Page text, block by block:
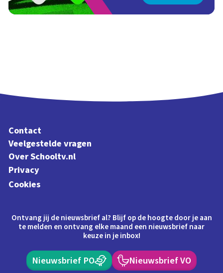
Contact
Veelgestelde vragen
Over Schooltv.nl
Privacy
Cookies
Ontvang jij de nieuwsbrief al? Blijf op de hoogte door je aan
te melden en ontvang elke maand een nieuwsbrief naar
keuze in je inbox!
Nieuwsbrief PO Nieuwsbrief VO